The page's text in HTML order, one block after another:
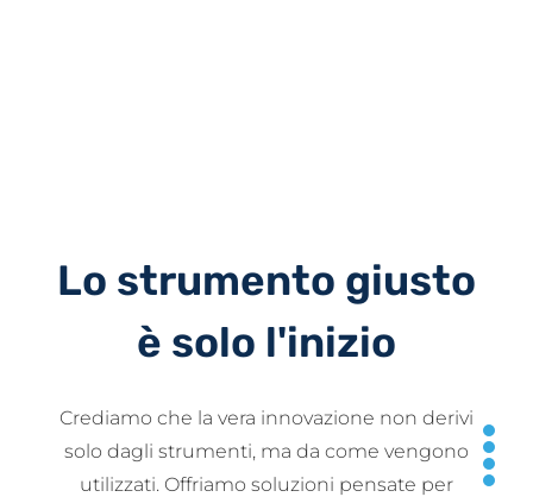
Lo strumento giusto
è solo l'inizio
Crediamo che la vera innovazione non derivi
solo dagli strumenti, ma da come vengono
utilizzati. Offriamo soluzioni pensate per